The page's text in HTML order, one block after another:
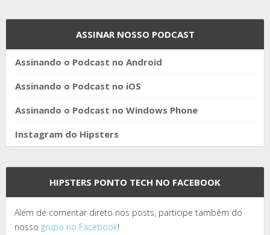
ASSINAR NOSSO PODCAST
Assinando o Podcast no Android
Assinando o Podcast no iOS
Assinando o Podcast no Windows Phone
Instagram do Hipsters
HIPSTERS PONTO TECH NO FACEBOOK
Além de comentar direto nos posts, participe também do
nosso grupo no Facebook!